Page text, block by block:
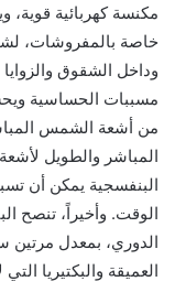
مكنسة كهربائية قوية،
خاصة بالمفروشات،
وداخل الشقوق
مسببات الحساسية
من أشعة الشمس
المباشر والطويل
البنفسجية يمكن أن
الوقت. وأخيراً، تنصح
الدوري، بمعدل مرتين
العميقة والبكتيريا